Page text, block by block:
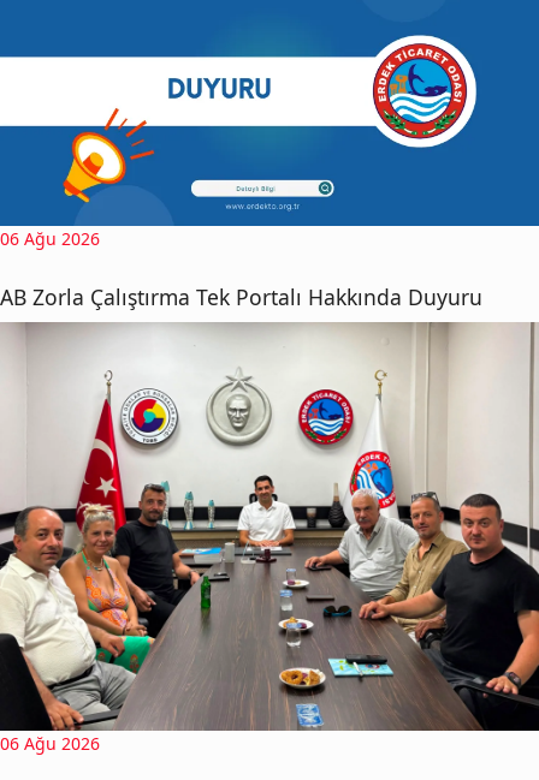
06 Ağu 2026
AB Zorla Çalıştırma Tek Portalı Hakkında Duyuru
06 Ağu 2026